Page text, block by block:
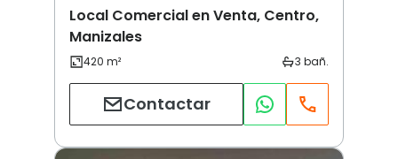
Local Comercial en Venta, Centro,
Manizales
Contactar